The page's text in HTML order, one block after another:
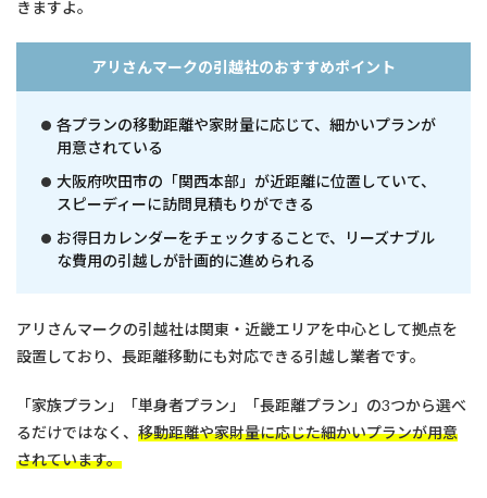
きますよ。
アリさんマークの引越社のおすすめポイント
各プランの移動距離や家財量に応じて、細かいプランが
用意されている
大阪府吹田市の「関西本部」が近距離に位置していて、
スピーディーに訪問見積もりができる
お得日カレンダーをチェックすることで、リーズナブル
な費用の引越しが計画的に進められる
アリさんマークの引越社は関東・近畿エリアを中心として拠点を
設置しており、長距離移動にも対応できる引越し業者です。
「家族プラン」「単身者プラン」「長距離プラン」の3つから選べ
るだけではなく、 移動距離や家財量に応じた細かいプランが用意
されています。